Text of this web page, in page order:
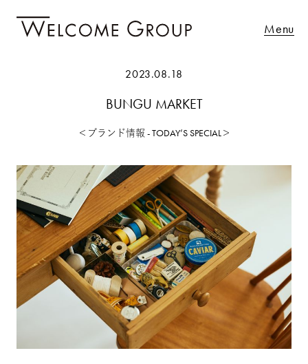
Menu
2023.08.18
BUNGU MARKET
＜ブランド情報 - TODAY’S SPECIAL＞